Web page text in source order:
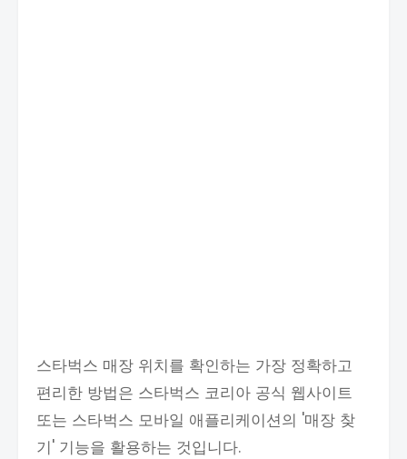
스타벅스 매장 위치를 확인하는 가장 정확하고
편리한 방법은 스타벅스 코리아 공식 웹사이트
또는 스타벅스 모바일 애플리케이션의 '매장 찾
기' 기능을 활용하는 것입니다.